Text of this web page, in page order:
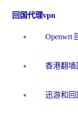
回国代理vpn